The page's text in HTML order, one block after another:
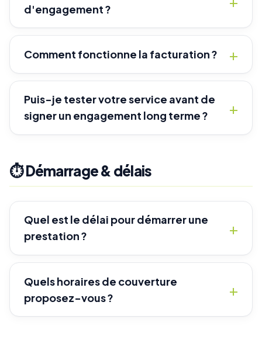
d'engagement ?
Comment fonctionne la facturation ?
Puis-je tester votre service avant de
signer un engagement long terme ?
⏱️ Démarrage & délais
Quel est le délai pour démarrer une
prestation ?
Quels horaires de couverture
proposez-vous ?